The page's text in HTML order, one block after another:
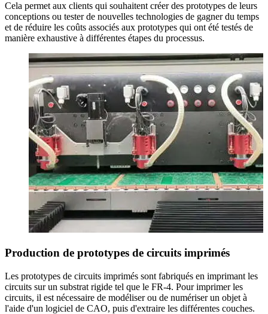
Cela permet aux clients qui souhaitent créer des prototypes de leurs
conceptions ou tester de nouvelles technologies de gagner du temps
et de réduire les coûts associés aux prototypes qui ont été testés de
manière exhaustive à différentes étapes du processus.
Production de prototypes de circuits imprimés
Les prototypes de circuits imprimés sont fabriqués en imprimant les
circuits sur un substrat rigide tel que le FR-4. Pour imprimer les
circuits, il est nécessaire de modéliser ou de numériser un objet à
l'aide d'un logiciel de CAO, puis d'extraire les différentes couches.